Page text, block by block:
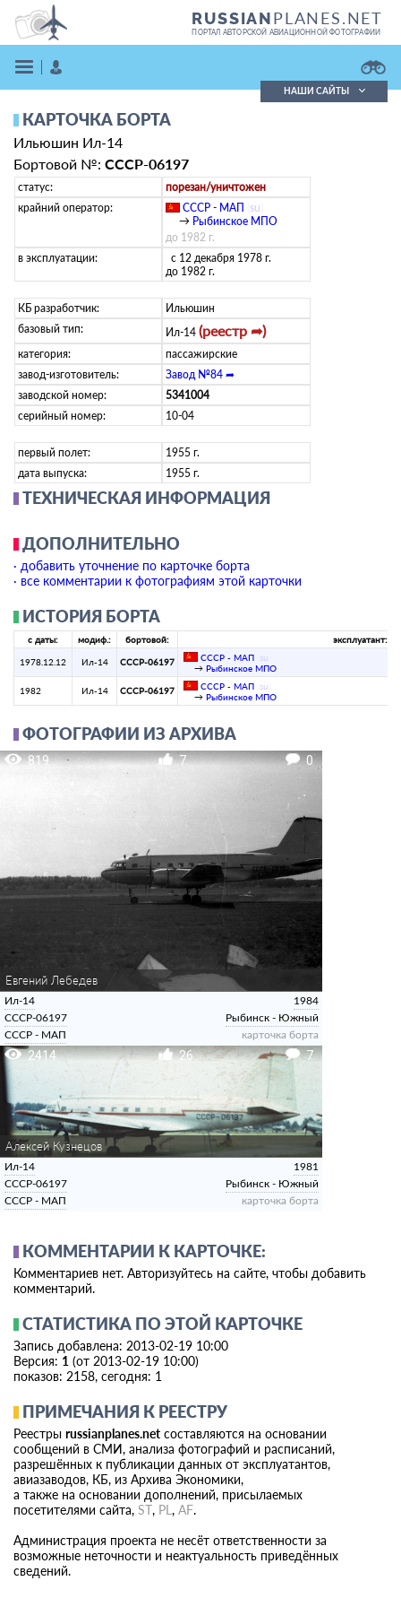
RUSSIANPLANES.NET
ПОРТАЛ АВТОРСКОЙ АВИАЦИОННОЙ ФОТОГРАФИИ
ВОЙТИ
ЗАРЕГИСТРИРОВАТЬСЯ
Поиск фотографий
Кратко
НАШИ САЙТЫ
КАРТОЧКА БОРТА
Ильюшин Ил-14
Бортовой №: СССР-06197
статус:
порезан/уничтожен
крайний оператор:
СССР - МАП su
→ Рыбинское МПО
до 1982 г.
в эксплуатации:
с 12 декабря 1978 г.
до 1982 г.
КБ разработчик:
Ильюшин
базовый тип:
Ил-14 (реестр ➦)
категория:
пассажирские
завод-изготовитель:
Завод №84 ➦
заводской номер:
5341004
серийный номер:
10-04
первый полет:
1955 г.
дата выпуска:
1955 г.
ТЕХНИЧЕСКАЯ ИНФОРМАЦИЯ
ДОПОЛНИТЕЛЬНО
· добавить уточнение по карточке борта
· все комментарии к фотографиям этой карточки
ИСТОРИЯ БОРТА
с даты: модиф.: бортовой: эксплуатант:
1978.12.12 Ил-14 СССР-06197 СССР - МАП su
→ Рыбинское МПО
1982 Ил-14 СССР-06197 СССР - МАП su
→ Рыбинское МПО
ФОТОГРАФИИ ИЗ АРХИВА
819 7 0
Евгений Лебедев
Ил-14
СССР-06197
СССР - МАП
1984
Рыбинск - Южный
карточка борта
2414 26 7
Алексей Кузнецов
Ил-14
СССР-06197
СССР - МАП
1981
Рыбинск - Южный
карточка борта
КОММЕНТАРИИ К КАРТОЧКЕ:
Комментариев нет. Авторизуйтесь на сайте, чтобы добавить
комментарий.
СТАТИСТИКА ПО ЭТОЙ КАРТОЧКЕ
Запись добавлена: 2013-02-19 10:00
Версия: 1 (от 2013-02-19 10:00)
показов: 2158, сегодня: 1
ПРИМЕЧАНИЯ К РЕЕСТРУ
Реестры russianplanes.net составляются на основании
сообщений в СМИ, анализа фотографий и расписаний,
разрешённых к публикации данных от эксплуатантов,
авиазаводов, КБ, из Архива Экономики,
а также на основании дополнений, присылаемых
посетителями сайта, ST, PL , AF.
Администрация проекта не несёт ответственности за
возможные неточности и неактуальность приведённых
сведений.